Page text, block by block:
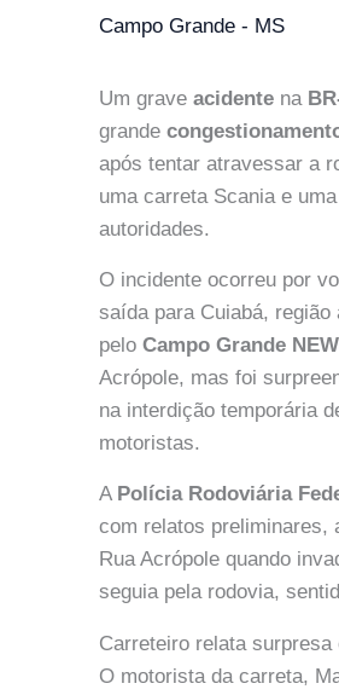
Campo Grande - MS
Um graveacidente na
grande
após tentar atravessar a
uma carreta Scania e
autoridades.
O incidente ocorreu por
saída para Cuiabá,
peloCampo Grande
Acrópole, mas foi
na interdição temporária
motoristas.
A Polícia Rodoviária
com relatos preliminares,
Rua Acrópole quando
seguia pela rodovia,
Carreteiro relata
O motorista da carreta,